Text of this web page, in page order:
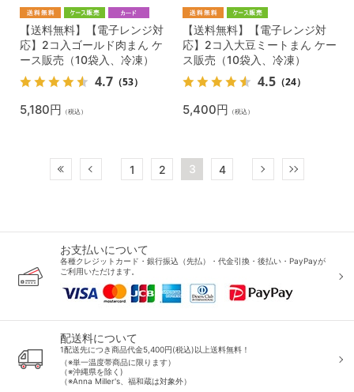
【送料無料】【電子レンジ対
応】2コ入ゴールド肉まん ケ
ース販売（10袋入、冷凍）
4.7 （53）
5,180円 （税込）
【送料無料】【電子レンジ対
応】2コ入大豆ミートまん ケー
ス販売（10袋入、冷凍）
4.5 （24）
5,400円 （税込）
1 2 3 4
お支払いについて
各種クレジットカード・銀行振込（先払）・代金引換・後払い・PayPayが
ご利用いただけます。
配送料について
1配送先につき商品代金5,400円(税込)以上送料無料！
（※単一温度帯商品に限ります）
（※沖縄県を除く)
（※Anna Miller's、福和蔵は対象外）